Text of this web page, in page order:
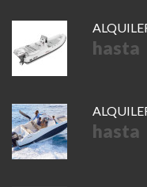
hasta
hasta